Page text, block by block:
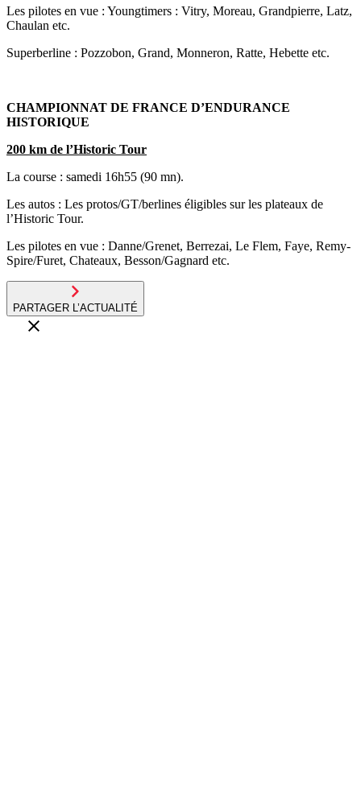
Les pilotes en vue : Youngtimers : Vitry, Moreau, Grandpierre, Latz,
Chaulan etc.
Superberline : Pozzobon, Grand, Monneron, Ratte, Hebette etc.
CHAMPIONNAT DE FRANCE D’ENDURANCE
HISTORIQUE
200 km de l’Historic Tour
La course : samedi 16h55 (90 mn).
Les autos : Les protos/GT/berlines éligibles sur les plateaux de
l’Historic Tour.
Les pilotes en vue : Danne/Grenet, Berrezai, Le Flem, Faye, Remy-
Spire/Furet, Chateaux, Besson/Gagnard etc.
PARTAGER L’ACTUALITÉ